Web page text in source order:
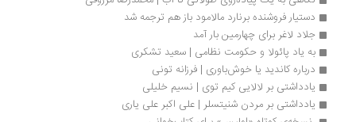
دستیار فروشنده‌ برنارد مالامود باز هم ترجمه شد
جلاد لاغر برای چهارمین بار آمد
به یاد پائولا و حکومت نظامی | سعید تشکری
درباره کاندید یا خوش‌باوری | فرزانه تونی
یادداشتی بر لالایی کیم توی | نسیم خلیلی
یادداشتی بر مردن شنیتسلر | علی اکبر علی یاری